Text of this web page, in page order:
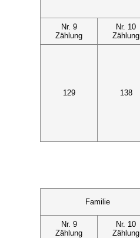
Nr. 9
Zählung
Nr. 10
Zählung
129 138
Familie
Nr. 9
Zählung
Nr. 10
Zählung